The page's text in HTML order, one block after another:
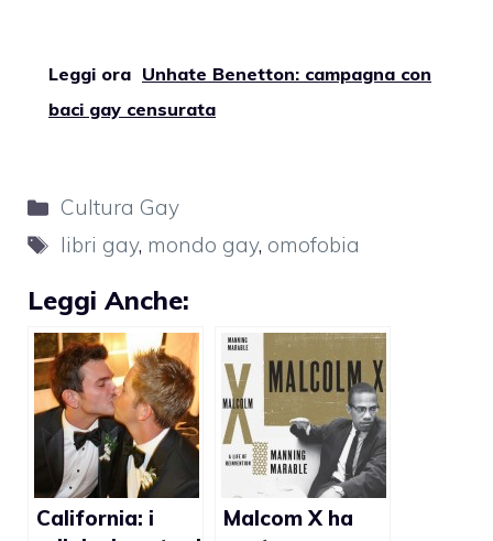
Leggi ora Unhate Benetton: campagna con
baci gay censurata
Categorie
Cultura Gay
Tag
libri gay, mondo gay, omofobia
Leggi Anche:
California: i
Malcom X ha